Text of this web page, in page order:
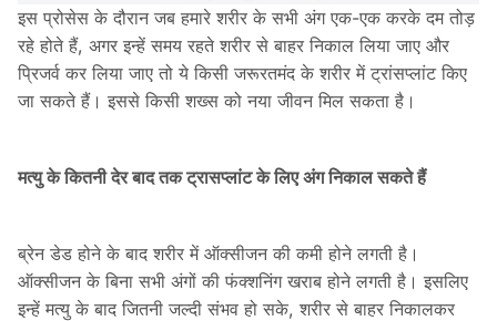
इस प्रोसेस के दौरान जब हमारे शरीर के सभी अंग एक-एक करके दम तोड़
रहे होते हैं, अगर इन्हें समय रहते शरीर से बाहर निकाल लिया जाए और
प्रिजर्व कर लिया जाए तो ये किसी जरूरतमंद के शरीर में ट्रांसप्लांट किए
जा सकते हैं। इससे किसी शख्स को नया जीवन मिल सकता है।
मत्यु के कितनी देर बाद तक ट्रासप्लांट के लिए अंग निकाल सकते हैं
ब्रेन डेड होने के बाद शरीर में ऑक्सीजन की कमी होने लगती है।
ऑक्सीजन के बिना सभी अंगों की फंक्शनिंग खराब होने लगती है। इसलिए
इन्हें मत्यु के बाद जितनी जल्दी संभव हो सके, शरीर से बाहर निकालकर